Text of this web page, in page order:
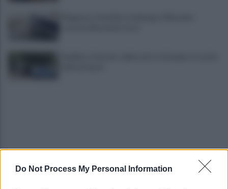
Do Not Process My Personal Information
È ufficiale, accordo chiuso: Ferragosto ad Avellino